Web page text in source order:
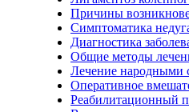
Причины
Симптоматика
Диагностика
Общие методы
Лечение народными
Оперативное
Реабилитационный